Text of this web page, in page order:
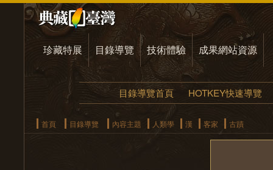
珍藏特展 目錄導覽 技術體驗 成果網站資源
目錄導覽首頁 HOTKEY快速導覽
首頁 目錄導覽 內容主題 人類學 漢 客家 古蹟